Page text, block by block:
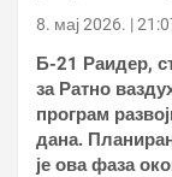
8. мај 2026. |
Б-21 Раидер,
за Ратно
програм
дана.
је ова фаза